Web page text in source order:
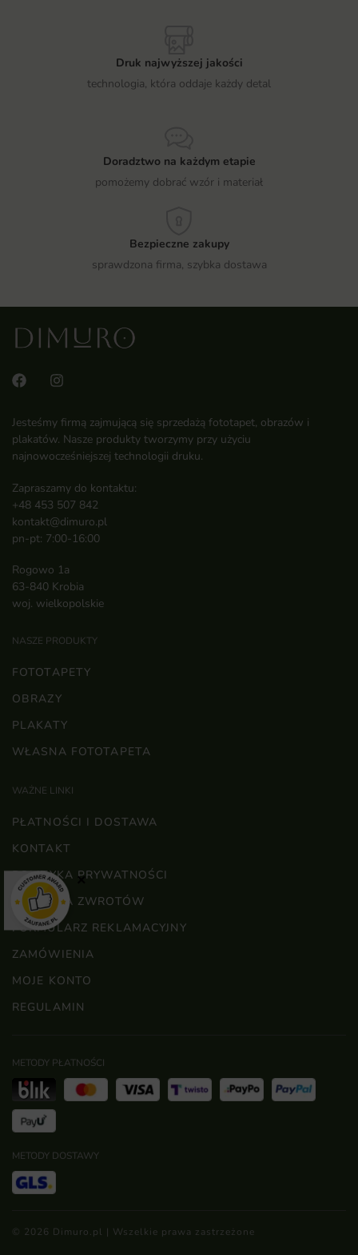
Druk najwyższej jakości
technologia, która oddaje każdy detal
Doradztwo na każdym etapie
pomożemy dobrać wzór i materiał
Bezpieczne zakupy
sprawdzona firma, szybka dostawa
Jesteśmy firmą zajmującą się sprzedażą fototapet, obrazów i
plakatów. Nasze produkty tworzymy przy użyciu
najnowocześniejszej technologii druku.
Zapraszamy do kontaktu:
+48 453 507 842
kontakt@dimuro.pl
pn-pt: 7:00-16:00
Rogowo 1a
63-840 Krobia
woj. wielkopolskie
NASZE PRODUKTY
FOTOTAPETY
OBRAZY
PLAKATY
WŁASNA FOTOTAPETA
WAŻNE LINKI
PŁATNOŚCI I DOSTAWA
KONTAKT
POLITYKA PRYWATNOŚCI
POLITYKA ZWROTÓW
FORMULARZ REKLAMACYJNY
ZAMÓWIENIA
MOJE KONTO
REGULAMIN
METODY PŁATNOŚCI
METODY DOSTAWY
© 2026 Dimuro.pl | Wszelkie prawa zastrzeżone
×